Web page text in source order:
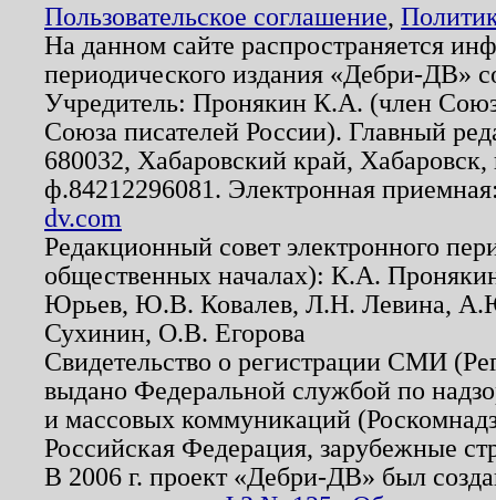
Пользовательское соглашение,
На данном сайте распространяется
периодического издания «Дебри-ДВ»
Учредитель: Пронякин К.А. (член
Союза писателей России). Главный
680032, Хабаровский край,
ф.84212296081. Электронная
dv.com
Редакционный совет электронного
общественных началах): К.А.
Юрьев, Ю.В. Ковалев, Л.Н. Левина,
Сухинин, О.В. Егорова
Свидетельство о регистрации СМИ
выдано Федеральной службой по
и массовых коммуникаций
Российская Федерация, зарубежные
В 2006 г. проект «Дебри-ДВ» был